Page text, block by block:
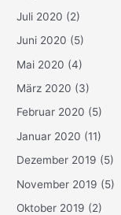
Juli 2020 (2)
Juni 2020 (5)
Mai 2020 (4)
März 2020 (3)
Februar 2020 (5)
Januar 2020 (11)
Dezember 2019 (5)
November 2019 (5)
Oktober 2019 (2)